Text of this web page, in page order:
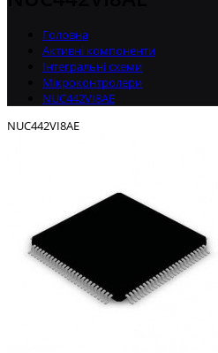
Головна
Активні компоненти
Інтегральні схеми
Мікроконтролери
NUC442VI8AE
NUC442VI8AE